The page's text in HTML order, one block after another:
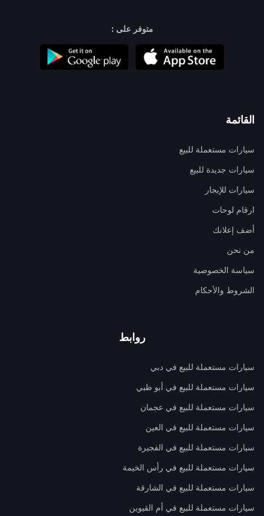
متوفر على :
القائمة
سيارات مستعملة للبيع
سيارات جديدة للبيع
سيارات للإيجار
ارقام لوحات
أضف إعلانك
من نحن
سياسة الخصوصية
الشروط والأحكام
روابط
سيارات مستعملة للبيع في دبي
سيارات مستعملة للبيع في أبو ظبي
سيارات مستعملة للبيع في عجمان
سيارات مستعملة للبيع في العين
سيارات مستعملة للبيع في الفجيرة
سيارات مستعملة للبيع في رأس الخيمة
سيارات مستعملة للبيع في الشارقة
سيارات مستعملة للبيع في أم القيوين